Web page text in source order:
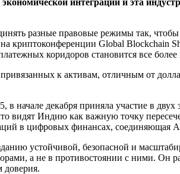
разные правовые режимы так, чтобы
криптоконференции Global Blockchain
коридоров становится все
к активам, отличным от
начале декабря приняла участие в
Индию как важную точку
в цифровых финансах, соединяющая
устойчивой, безопасной и
а не в противостоянии с ними. Он
доверия.